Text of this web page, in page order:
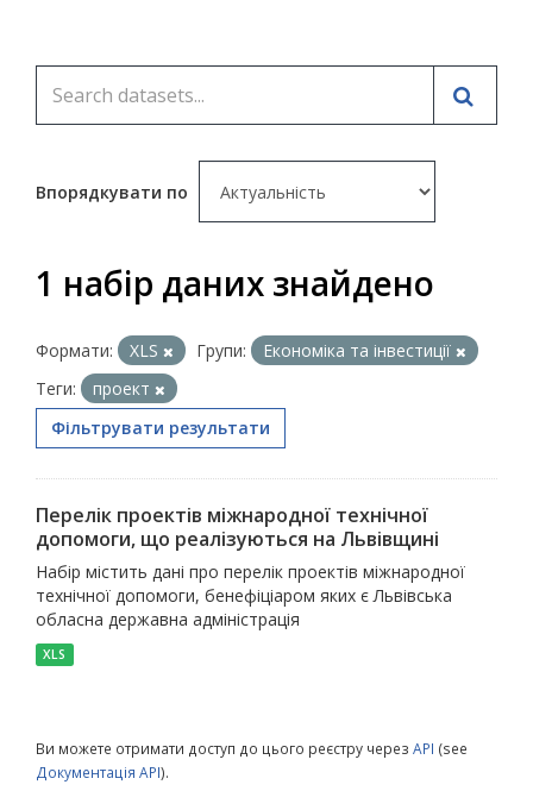
Впорядкувати по
1 набір даних знайдено
Формати: XLS Групи:
Економіка та інвестиції
Теги:
проект
Фільтрувати результати
Перелік проектів міжнародної технічної
допомоги, що реалізуються на Львівщині
Набір містить дані про перелік проектів міжнародної
технічної допомоги, бенефіціаром яких є Львівська
обласна державна адміністрація
XLS
Ви можете отримати доступ до цього реєстру через API (see
Документація API).